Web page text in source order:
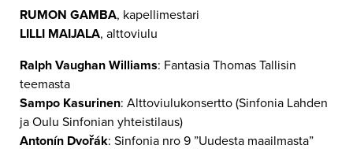
RUMON GAMBA, kapellimestari
LILLI MAIJALA, alttoviulu
Ralph Vaughan Williams: Fantasia Thomas Tallisin
teemasta
Sampo Kasurinen: Alttoviulukonsertto (Sinfonia Lahden
ja Oulu Sinfonian yhteistilaus)
Antonín Dvořák: Sinfonia nro 9 ”Uudesta maailmasta”